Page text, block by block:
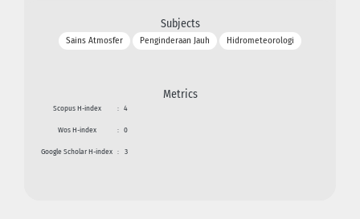
Subjects
Sains Atmosfer Penginderaan Jauh Hidrometeorologi
Metrics
Scopus H-index : 4
Wos H-index : 0
Google Scholar H-index : 3